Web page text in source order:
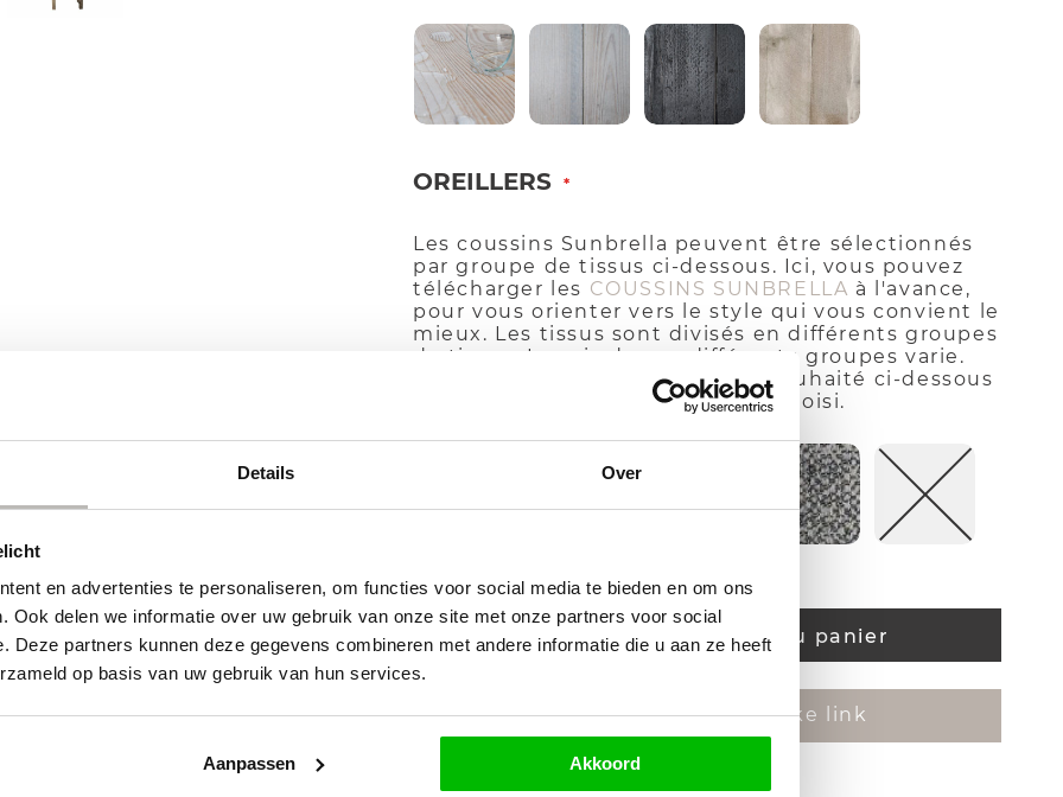
Details Over
en advertenties te personaliseren, om functies voor social media te bieden en om ons
Ook delen we informatie over uw gebruik van onze site met onze partners voor social
Deze partners kunnen deze gegevens combineren met andere informatie die u aan ze heeft
op basis van uw gebruik van hun services.
Aanpassen Akkoord
OREILLERS
Les coussins Sunbrella peuvent être sélectionnés
par groupe de tissus ci-dessous. Ici, vous pouvez
télécharger les COUSSINS SUNBRELLA à l'avance,
pour vous orienter vers le style qui vous convient le
mieux. Les tissus sont divisés en différents groupes
de tissus. Le prix de ces différents groupes varie.
Cliquez sur le groupe de tissus souhaité ci-dessous
et sélectionnez ensuite le tissu choisi.
QTÉ
Ajouter au panier
Kopieer uw persoonlijke link